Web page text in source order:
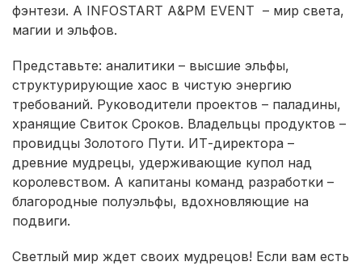
фэнтези. А INFOSTART A&PM EVENT – мир света,
магии и эльфов.
Представьте: аналитики – высшие эльфы,
структурирующие хаос в чистую энергию
требований. Руководители проектов – паладины,
хранящие Свиток Сроков. Владельцы продуктов –
провидцы Золотого Пути. ИТ-директора –
древние мудрецы, удерживающие купол над
королевством. А капитаны команд разработки –
благородные полуэльфы, вдохновляющие на
подвиги.
Светлый мир ждет своих мудрецов! Если вам есть